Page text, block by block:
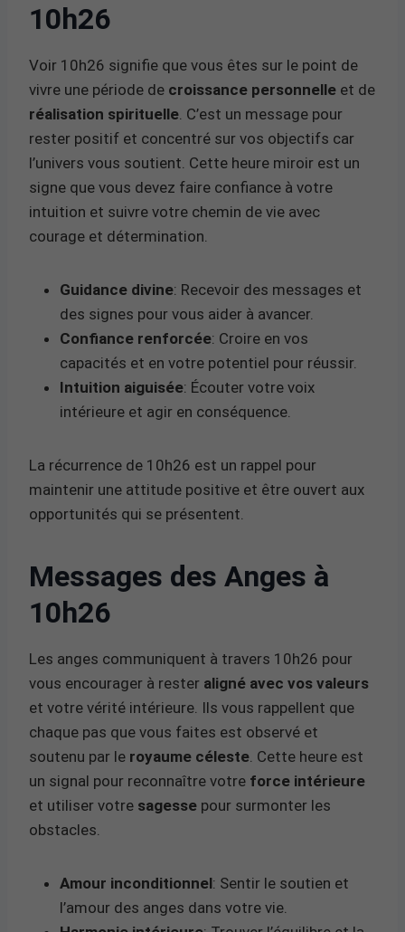
10h26
Voir 10h26 signifie que vous êtes sur le point de
vivre une période de croissance personnelle et de
réalisation spirituelle . C’est un message pour
rester positif et concentré sur vos objectifs car
l’univers vous soutient. Cette heure miroir est un
signe que vous devez faire confiance à votre
intuition et suivre votre chemin de vie avec
courage et détermination.
Guidance divine: Recevoir des messages et
des signes pour vous aider à avancer.
Confiance renforcée: Croire en vos
capacités et en votre potentiel pour réussir.
Intuition aiguisée: Écouter votre voix
intérieure et agir en conséquence.
La récurrence de 10h26 est un rappel pour
maintenir une attitude positive et être ouvert aux
opportunités qui se présentent.
Messages des Anges à
10h26
Les anges communiquent à travers 10h26 pour
vous encourager à rester aligné avec vos valeurs
et votre vérité intérieure. Ils vous rappellent que
chaque pas que vous faites est observé et
soutenu par le royaume céleste . Cette heure est
un signal pour reconnaître votre force intérieure
et utiliser votre sagesse pour surmonter les
obstacles.
Amour inconditionnel: Sentir le soutien et
l’amour des anges dans votre vie.